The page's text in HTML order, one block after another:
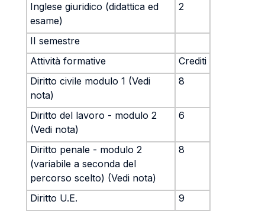
Inglese giuridico (didattica ed
esame)
2
II semestre
Attività formative
Crediti
Diritto civile modulo 1 (Vedi
nota)
8
Diritto del lavoro - modulo 2
(Vedi nota)
6
Diritto penale - modulo 2
(variabile a seconda del
percorso scelto) (Vedi nota)
8
Diritto U.E.
9